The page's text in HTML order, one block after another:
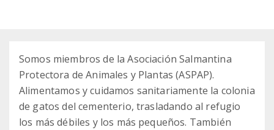
Somos miembros de la Asociación Salmantina
Protectora de Animales y Plantas (ASPAP).
Alimentamos y cuidamos sanitariamente la colonia
de gatos del cementerio, trasladando al refugio
los más débiles y los más pequeños. También